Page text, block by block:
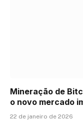
Mineração de
o novo mercado
22 de janeiro de 2026